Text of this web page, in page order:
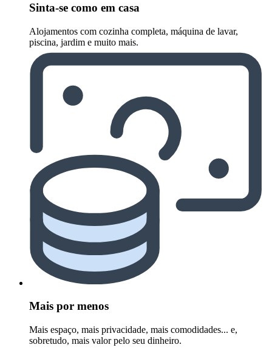
Sinta-se como em casa
Alojamentos com cozinha completa, máquina de lavar,
piscina, jardim e muito mais.
Mais por menos
Mais espaço, mais privacidade, mais comodidades... e,
sobretudo, mais valor pelo seu dinheiro.